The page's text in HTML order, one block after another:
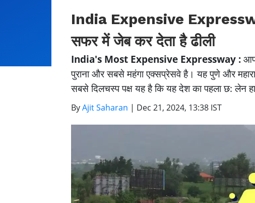
India Expensive
सफर में जेब कर देता है ढीली
India's Most Expensive Expressway :
पुराना और सबसे महंगा एक्सप्रेसवे है। यह पुणे और
सबसे दिलचस्प पक्ष यह है कि यह देश का पहला छ: लेन
ByAjit Saharan | Dec 21, 2024, 13:38 IST